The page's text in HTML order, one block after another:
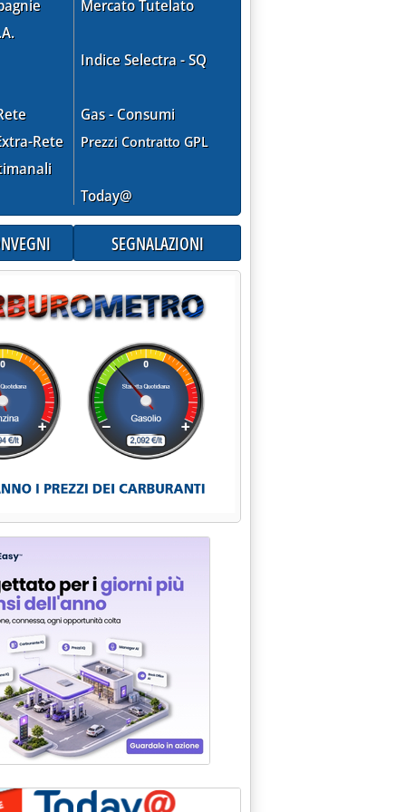
2019 alle 16.11.
Spezia'
Rete
Mercato Tutelato
Indice Selectra - SQ
Gas - Consumi
Prezzi Contratto GPL
Today@
SEGNALAZIONI